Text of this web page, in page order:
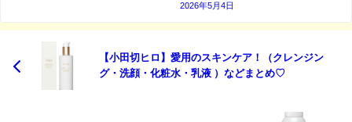
2026年5月4日
【小田切ヒロ】愛用のスキンケア！（クレンジン
グ・洗顔・化粧水・乳液 ）などまとめ♡